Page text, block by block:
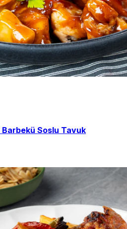
Barbekü Soslu Tavuk